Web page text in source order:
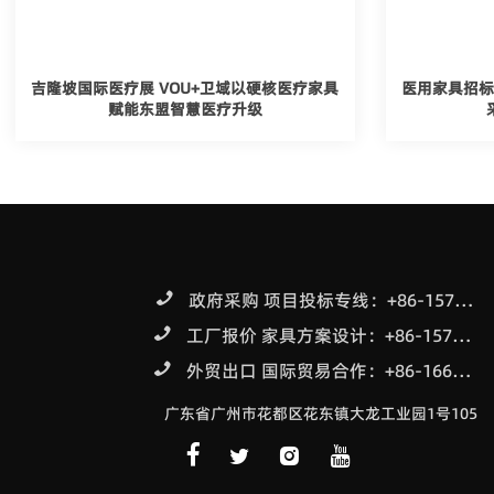
吉隆坡国际医疗展 VOU+卫域以硬核医疗家具
赋能东盟智慧医疗升级
医用家具招
 政府采购 项目投标专线：+86-15711700118
 工厂报价 家具方案设计：+86-15710701718
 外贸出口 国际贸易合作：+86-16616656119
广东省广州市花都区花东镇大龙工业园1号105
   